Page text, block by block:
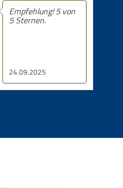
24.09.2025
Empfehlung! 5 von
5 Sternen.